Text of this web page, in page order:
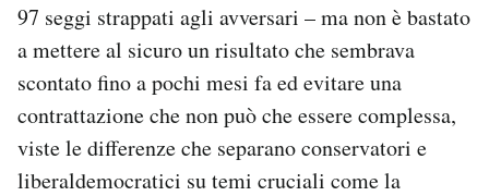
97 seggi strappati agli avversari – ma non è bastato
a mettere al sicuro un risultato che sembrava
scontato fino a pochi mesi fa ed evitare una
contrattazione che non può che essere complessa,
viste le differenze che separano conservatori e
liberaldemocratici su temi cruciali come la